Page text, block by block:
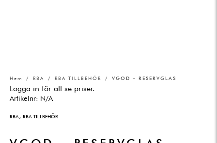
Hem / RBA / RBA TILLBEHÖR / VGOD – RESERVGLAS
Logga in för att se priser.
Artikelnr: N/A
RBA, RBA TILLBEHÖR